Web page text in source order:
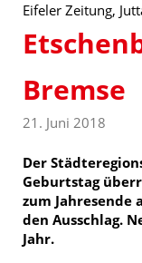
Eifeler Zeitung,
Bremse
21. Juni 2018
Der
Geburtstag
zum Jahresende
den Ausschlag.
Jahr.